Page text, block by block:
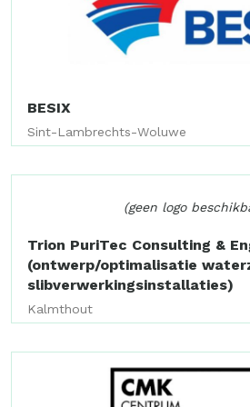
BESIX
Sint-Lambrechts-Woluwe
(geen logo
Trion PuriTec Consulting &
(ontwerp/optimalisatie
slibverwerkingsinstallaties)
Kalmthout